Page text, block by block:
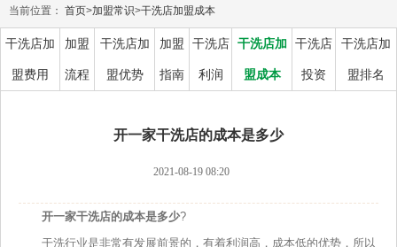
当前位置： 首页>加盟常识>干洗店加盟成本
干洗店加
盟费用
加盟
流程
干洗店加
盟优势
加盟
指南
干洗店
利润
干洗店加
盟成本
干洗店
投资
干洗店加
盟排名
开一家干洗店的成本是多少
2021-08-19 08:20
开一家干洗店的成本是多少?
干洗行业是非常有发展前景的，有着利润高，成本低的优势，所以